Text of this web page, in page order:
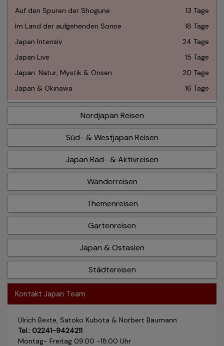
Auf den Spuren der Shogune
13 Tage
Im Land der aufgehenden Sonne
18 Tage
Japan Intensiv
24 Tage
Japan Live
15 Tage
Japan: Natur, Mystik & Onsen
20 Tage
Japan & Okinawa
16 Tage
Nordjapan Reisen
Süd- & Westjapan Reisen
Japan Rad- & Aktivreisen
Wanderreisen
Themenreisen
Gartenreisen
Japan & Ostasien
Städtereisen
Kontakt Japan Team
Ulrich Bexte, Satoko Kubota & Norbert Baumann
Tel.: 02241-9424211
Montag- Freitag 09.00 -18.00 Uhr